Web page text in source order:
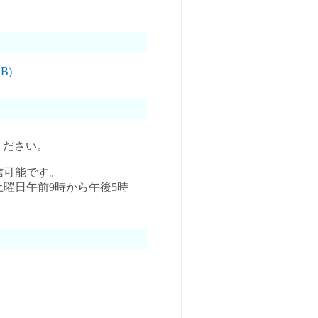
さい。
能です。
日午前9時から午後5時